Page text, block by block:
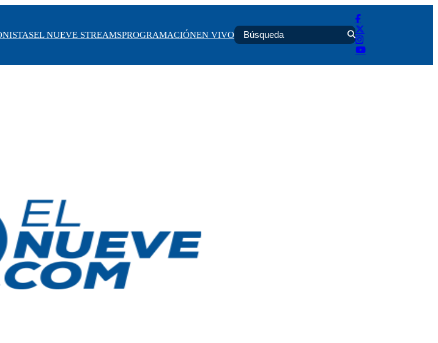
EL NUEVE STREAMSPROGRAMACIÓNEN VIVO